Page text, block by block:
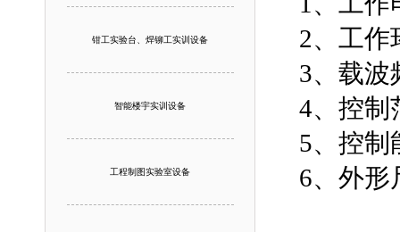
钳工实验台、焊铆工实训设备
智能楼宇实训设备
工程制图实验室设备
2、工
3、载波
4、控制
5、控制
6、外形